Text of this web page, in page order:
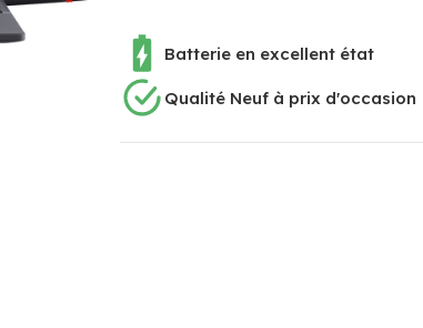
Batterie en excellent état
Qualité Neuf à prix d'occasion